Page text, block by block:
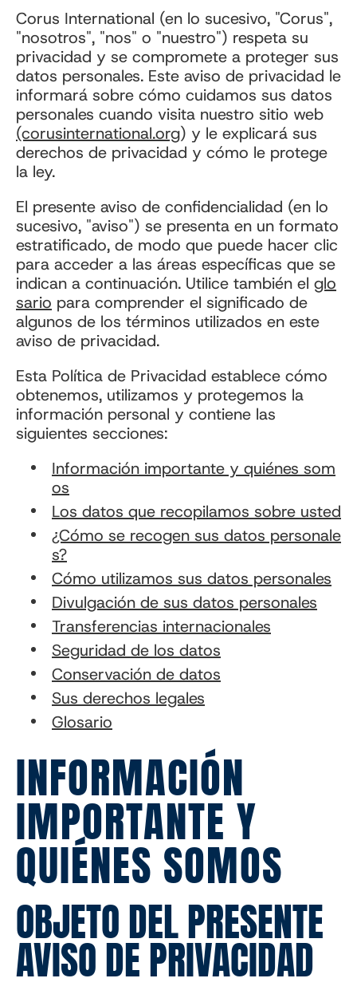
Corus International (en lo sucesivo, "Corus",
"nosotros", "nos" o "nuestro") respeta su
privacidad y se compromete a proteger sus
datos personales. Este aviso de privacidad le
informará sobre cómo cuidamos sus datos
personales cuando visita nuestro sitio web
(corusinternational.org) y le explicará sus
derechos de privacidad y cómo le protege
la ley.
El presente aviso de confidencialidad (en lo
sucesivo, "aviso") se presenta en un formato
estratificado, de modo que puede hacer clic
para acceder a las áreas específicas que se
indican a continuación. Utilice también el glo
sario para comprender el significado de
algunos de los términos utilizados en este
aviso de privacidad.
Esta Política de Privacidad establece cómo
obtenemos, utilizamos y protegemos la
información personal y contiene las
siguientes secciones:
Información importante y quiénes som
os
Los datos que recopilamos sobre usted
¿Cómo se recogen sus datos personale
s?
Cómo utilizamos sus datos personales
Divulgación de sus datos personales
Transferencias internacionales
Seguridad de los datos
Conservación de datos
Sus derechos legales
Glosario
INFORMACIÓN
IMPORTANTE Y
QUIÉNES SOMOS
OBJETO DEL PRESENTE
AVISO DE PRIVACIDAD